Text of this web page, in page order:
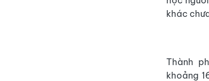
khác
Thành
khoảng